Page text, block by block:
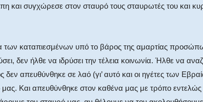
και συγχώρεσε στον σταυρό τους σταυρωτές του και
καταπιεσμένων υπό το βάρος της αμαρτίας
δεν ήλθε να ιδρύσει την τέλεια κοινωνία. Ήλθε να
απευθύνθηκε σε λαό (γι’ αυτό και οι ηγέτες των
Και απευθύνθηκε στον καθένα μας με τρόπο εντελώς